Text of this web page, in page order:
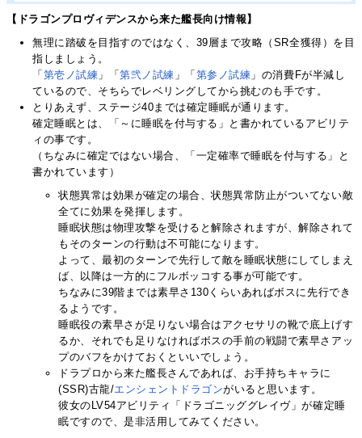
【ドラゴンプロヴィデンスから来た艦長向け情報】
無理に踏破を目指すのではなく、39層まで攻略（SR全獲得）を目
指しましょう。
「 第壱ノ試練 」「第弐ノ試練 」「 第参ノ試練 」の消費Fが半減し
ているので、そちらでレベリングしてから挑むのも手です。
とりあえず、ステージ40までは確定睡眠が通ります。
確定睡眠とは、「～に睡眠を付与する」と書かれているアビリテ
ィの事です。
（ちなみに確定ではない場合、「一定確率で睡眠を付与する」と
書かれています）
状態異常は効果が確定の場合、状態異常防止がついてない敵
全てに効果を発揮します。
睡眠状態は物理攻撃を受けると解除されますが、解除されて
もそのターンの行動は不可能になります。
よって、最初のターンで先行して敵を睡眠状態にしてしまえ
ば、以降は一方的にフルボッコする事が可能です。
ちなみに39階までは素早さ130くらいあればボスに先行でき
るようです。
睡眠役の素早さが足りない場合はアクセサリの靴で底上げす
るか、それでも足りなければボスの手前の戦闘で素早さアッ
プのバフをかけておくといいでしょう。
ドラプロから来た艦長さんであれば、お手持ちキャラに
(SSR)古龍/エンシェントドラゴンがいると思います。
彼女のLV54アビリティ「ドラゴニッググレイヴ」が確定睡
眠ですので、是非活用してみてください。